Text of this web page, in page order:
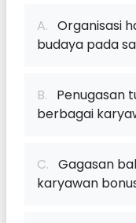
A. Organisasi
budaya pada
B. Penugasan
berbagai
C. Gagasan
karyawan